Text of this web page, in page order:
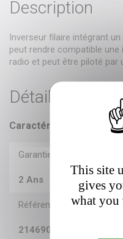
Description
Inverseur filaire intégrant un
peut rendre compatible
radio et peut être piloté par
Détails du
Caractéristiques
Garantie
2 Ans
Référence
214690080
This site
gives
what you